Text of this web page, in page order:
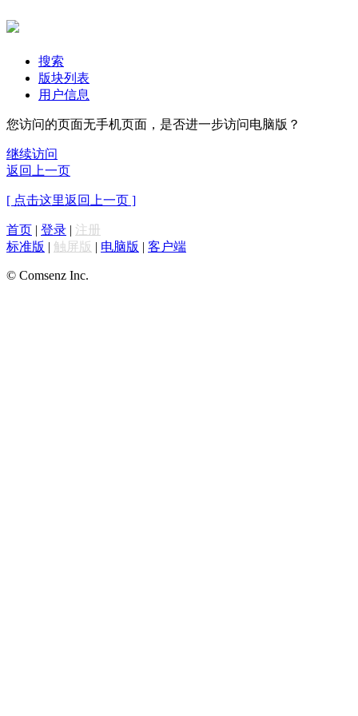
搜索
版块列表
用户信息
您访问的页面无手机页面，是否进一步访问电脑版？
继续访问
返回上一页
[ 点击这里返回上一页 ]
首页 | 登录 | 注册
标准版 | 触屏版 | 电脑版 | 客户端
© Comsenz Inc.